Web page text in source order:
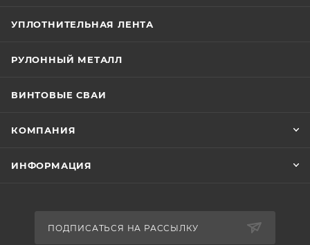
УПЛОТНИТЕЛЬНАЯ ЛЕНТА
РУЛОННЫЙ МЕТАЛЛ
ВИНТОВЫЕ СВАИ
КОМПАНИЯ
ИНФОРМАЦИЯ
ПОДПИСАТЬСЯ НА РАССЫЛКУ